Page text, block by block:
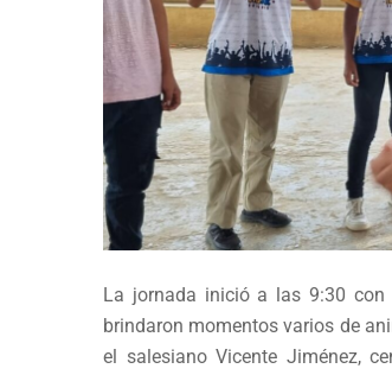
La jornada inició a las 9:30 con
brindaron momentos varios de
el salesiano Vicente Jiménez,